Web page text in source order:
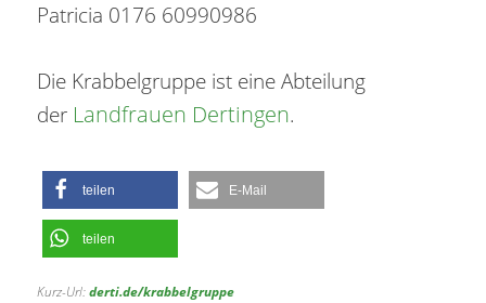
Patricia 0176 60990986
Die Krabbelgruppe ist eine Abteilung
der Landfrauen Dertingen.
teilen E-Mail
teilen
Kurz-Url:derti.de/krabbelgruppe